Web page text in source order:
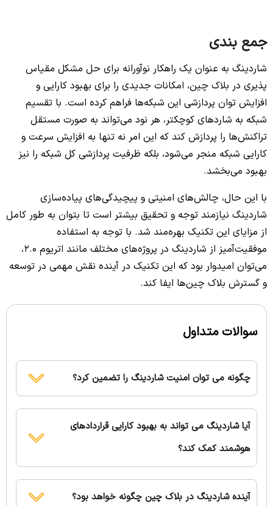
جمع بندی
شاردینگ به عنوان یک راهکار نوآورانه برای حل مشکل مقیاس
پذیری در بلاک چین‌، امکانات جدیدی را برای بهبود کارایی و
افزایش توان پردازشی این شبکه‌ها فراهم کرده است. با تقسیم
شبکه به شاردهای کوچکتر، هر نود می‌تواند به صورت مستقل
تراکنش‌ها را پردازش کند که این امر نه تنها به افزایش سرعت و
کارایی شبکه منجر می‌شود، بلکه ظرفیت پردازشی کل شبکه را نیز
بهبود می‌بخشد.
با این حال، چالش‌های امنیتی و پیچیدگی‌های پیاده‌سازی
شاردینگ نیازمند توجه و تحقیق بیشتر است تا بتوان به طور کامل
از مزایای این تکنیک بهره‌مند شد. با توجه به استفاده
موفقیت‌آمیز از شاردینگ در پروژه‌های مختلف مانند اتریوم ۲.۰،
می‌توان امیدوار بود که این تکنیک در آینده نقش مهمی در توسعه
و گسترش بلاک چین‌ها ایفا کند.
سوالات متداول
چگونه می توان امنیت شاردینگ را تضمین کرد؟
آیا شاردینگ می تواند به بهبود کارایی قراردادهای
هوشمند کمک کند؟
آینده شاردینگ در بلاک چین چگونه خواهد بود؟